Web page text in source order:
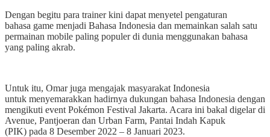
Dengan begitu para trainer kini dapat menyetel pengaturan
bahasa game menjadi Bahasa Indonesia dan memainkan salah satu
permainan mobile paling populer di dunia menggunakan bahasa
yang paling akrab.
Untuk itu, Omar juga mengajak masyarakat Indonesia
untuk menyemarakkan hadirnya dukungan bahasa Indonesia dengan
mengikuti event Pokémon Festival Jakarta. Acara ini bakal digelar di
Avenue, Pantjoeran dan Urban Farm, Pantai Indah Kapuk
(PIK) pada 8 Desember 2022 – 8 Januari 2023.